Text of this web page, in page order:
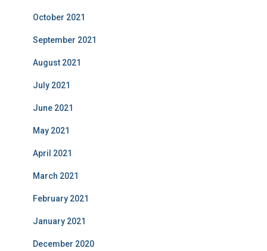
October 2021
September 2021
August 2021
July 2021
June 2021
May 2021
April 2021
March 2021
February 2021
January 2021
December 2020